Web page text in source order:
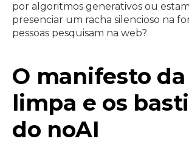
por algoritmos generativos ou
presenciar um racha silencioso na
pessoas pesquisam na web?
O manifesto
limpa e os
do noAI